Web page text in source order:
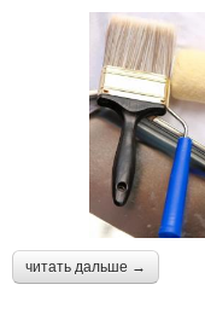
читать дальше →